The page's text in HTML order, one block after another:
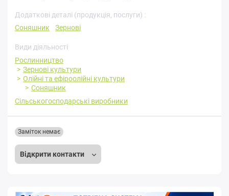
Додаткові деталі (продукція, послуги) :
Соняшник
Зернові
Види діяльності
Рослинництво
Зернові культури
Олійні та ефіроолійні культури
Соняшник
Сільськогосподарські виробники
Відкрити контакти
Заміток немає